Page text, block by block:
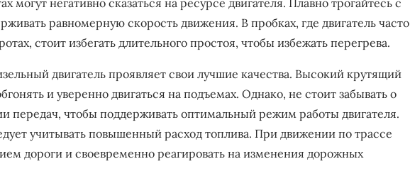
могут негативно сказаться на ресурсе двигателя. Плавно трогайтесь с
равномерную скорость движения. В пробках, где двигатель часто
стоит избегать длительного простоя, чтобы избежать перегрева.
двигатель проявляет свои лучшие качества. Высокий крутящий
и уверенно двигаться на подъемах. Однако, не стоит забывать о
передач, чтобы поддерживать оптимальный режим работы двигателя.
учитывать повышенный расход топлива. При движении по трассе
дороги и своевременно реагировать на изменения дорожных